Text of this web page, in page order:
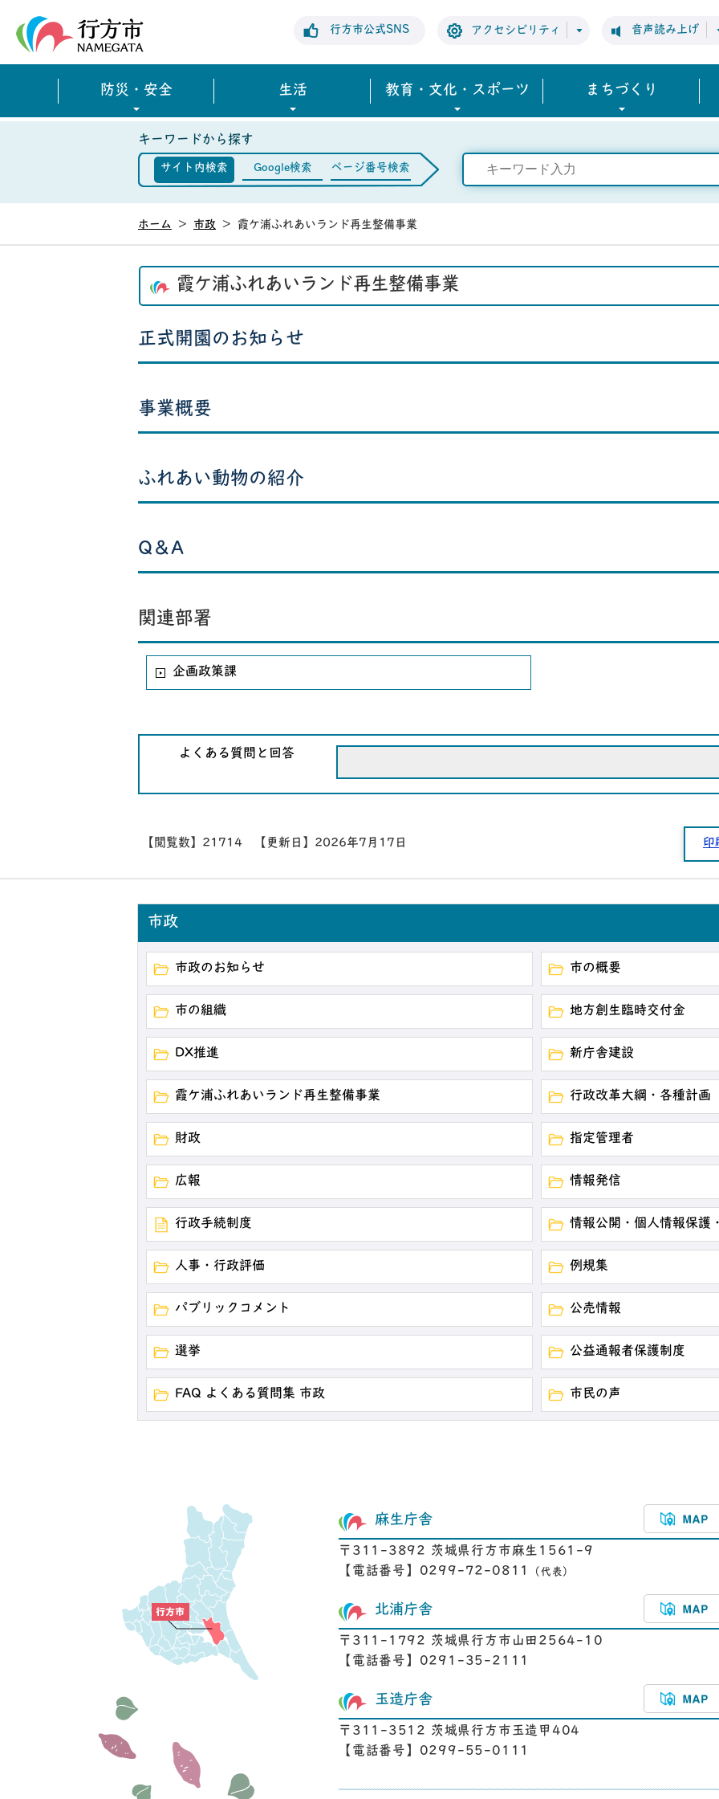
行方市公式SNS アクセシビリティ 音声読み上げ
防災・安全 生活 教育・文化・スポーツ まちづくり
キーワードから探す
サイト内検索 Google検索 ページ番号検索
ホーム > 市政 > 霞ケ浦ふれあいランド再生整備事業
霞ケ浦ふれあいランド再生整備事業
正式開園のお知らせ
事業概要
ふれあい動物の紹介
Q＆A
関連部署
企画政策課
よくある質問と回答
【閲覧数】 21714 【更新日】 2026年7月17日 印
市政
市政のお知らせ 市の概要
市の組織 地方創生臨時交付金
DX推進 新庁舎建設
霞ケ浦ふれあいランド再生整備事業 行政改革大綱・各種計画
財政 指定管理者
広報 情報発信
行政手続制度 情報公開・個人情報保護
人事・行政評価 例規集
パブリックコメント 公売情報
選挙 公益通報者保護制度
FAQ よくある質問集 市政 市民の声
麻生庁舎
〒311-3892 茨城県行方市麻生1561-9
【電話番号】0299-72-0811
（代表）
北浦庁舎
〒311-1792 茨城県行方市山田2564-10
【電話番号】0291-35-2111
玉造庁舎
〒311-3512 茨城県行方市玉造甲404
【電話番号】0299-55-0111